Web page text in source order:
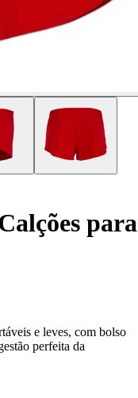
para
e leves, com bolso
perfeita da